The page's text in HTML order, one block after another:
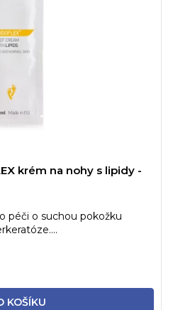
krém na nohy s lipidy -
KOŠÍKU
péči o suchou pokožku